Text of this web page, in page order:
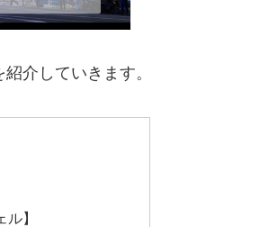
介していきます。
】